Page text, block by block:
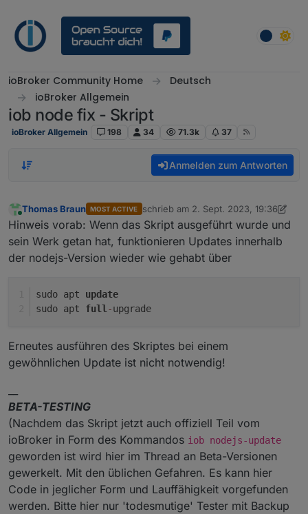
ioBroker Community Home
Deutsch
ioBroker Allgemein
iob node fix - Skript
ioBroker Allgemein 198 34 71.3k 37
Anmelden zum Antworten
Online
Thomas Braun MOST ACTIVE schrieb am 2. Sept. 2023, 19:36
zuletzt editiert von Thomas Braun
Hinweis vorab: Wenn das Skript ausgeführt wurde und
sein Werk getan hat, funktionieren Updates innerhalb
der nodejs-Version wieder wie gehabt über
sudo apt update
sudo apt full -upgrade
Erneutes ausführen des Skriptes bei einem
gewöhnlichen Update ist nicht notwendig!
BETA-TESTING
(Nachdem das Skript jetzt auch offiziell Teil vom
ioBroker in Form des Kommandos iob nodejs-update
geworden ist wird hier im Thread an Beta-Versionen
gewerkelt. Mit den üblichen Gefahren. Es kann hier
Code in jeglicher Form und Lauffähigkeit vorgefunden
werden. Bitte hier nur 'todesmutige' Tester mit Backup